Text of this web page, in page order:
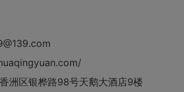
洲区银桦路98号天鹅大酒店9楼